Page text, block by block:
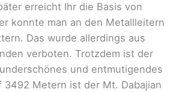
erreicht Ihr die Basis von
konnte man an den Metallleitern
Das wurde allerdings aus
verboten. Trotzdem ist der
und entmutigendes
3492 Metern ist der Mt. Dabajian